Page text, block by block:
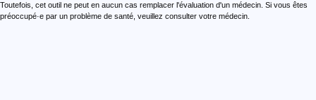
Toutefois, cet outil ne peut en aucun cas remplacer l'évaluation d'un médecin. Si vous êtes
préoccupé·e par un problème de santé, veuillez consulter votre médecin.